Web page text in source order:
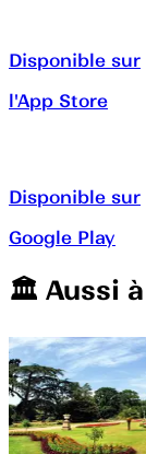
Disponible sur
l'App Store
Disponible sur
Google Play
🏛️️ Aussi à